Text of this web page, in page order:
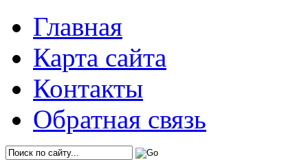
Главная
Карта сайта
Контакты
Обратная связь